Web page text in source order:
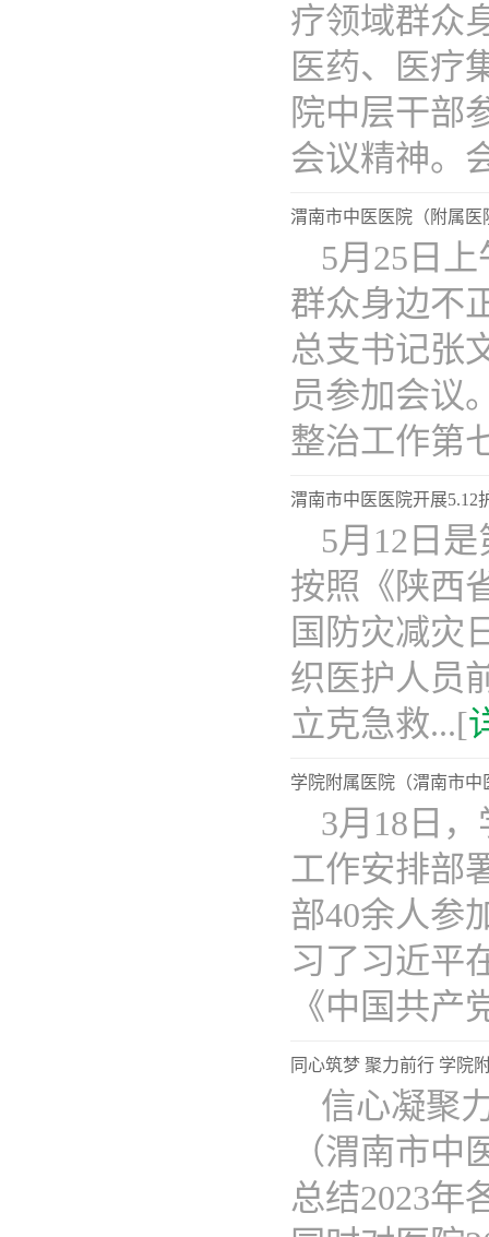
疗领域群众
医药、医疗
院中层干部
会议精神。
渭南市中医医院（附属
5月25日
群众身边不
总支书记张
员参加会议
整治工作第
渭南市中医医院开展5.12
5月12日
按照《陕西
国防灾减灾
织医护人员
立克急救...[
学院附属医院（渭南市
3月18日
工作安排部
部40余人参
习了习近平
《中国共产
同心筑梦 聚力前行 学院
信心凝聚
（渭南市
总结2023年